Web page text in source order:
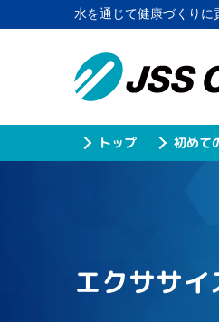
水を通じて健康づくりに
トップ 初めて
エクササ